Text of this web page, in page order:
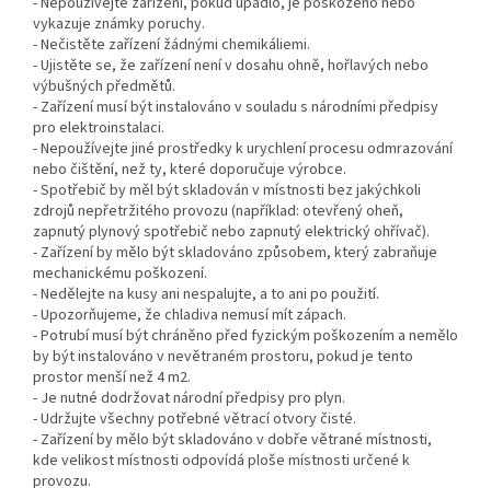
vykazuje známky poruchy.
- Nečistěte zařízení žádnými chemikáliemi.
- Ujistěte se, že zařízení není v dosahu ohně, hořlavých nebo
výbušných předmětů.
- Zařízení musí být instalováno v souladu s národními předpisy
pro elektroinstalaci.
- Nepoužívejte jiné prostředky k urychlení procesu odmrazování
nebo čištění, než ty, které doporučuje výrobce.
- Spotřebič by měl být skladován v místnosti bez jakýchkoli
zdrojů nepřetržitého provozu (například: otevřený oheň,
zapnutý plynový spotřebič nebo zapnutý elektrický ohřívač).
- Zařízení by mělo být skladováno způsobem, který zabraňuje
mechanickému poškození.
- Nedělejte na kusy ani nespalujte, a to ani po použití.
- Upozorňujeme, že chladiva nemusí mít zápach.
- Potrubí musí být chráněno před fyzickým poškozením a nemělo
by být instalováno v nevětraném prostoru, pokud je tento
prostor menší než 4 m2.
- Je nutné dodržovat národní předpisy pro plyn.
- Udržujte všechny potřebné větrací otvory čisté.
- Zařízení by mělo být skladováno v dobře větrané místnosti,
kde velikost místnosti odpovídá ploše místnosti určené k
provozu.